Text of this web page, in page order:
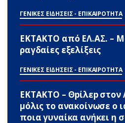
ΓΕΝΙΚΕΣ ΕΙΔΗΣΕΙΣ - ΕΠΙΚΑΙΡΟΤΗΤΑ
ΕΚΤΑΚΤΟ από ΕΛ.ΑΣ. –
ραγδαίες εξελίξεις
ΓΕΝΙΚΕΣ ΕΙΔΗΣΕΙΣ - ΕΠΙΚΑΙΡΟΤΗΤΑ
ΕΚΤΑΚΤΟ – Θpίλεp στον
μόλις το ανακοίνωσε ο
ποια γυναίκα ανήκει η